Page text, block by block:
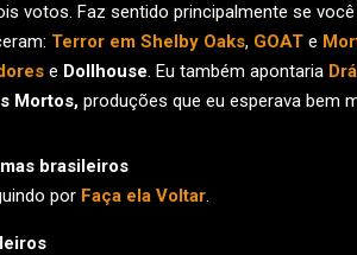
votos. Faz sentido principalmente se
Terror em Shelby Oaks, GOAT e
e Dollhouse. Eu também apontaria
Mortos, produções que eu esperava bem
brasileiros
por Faça ela Voltar.